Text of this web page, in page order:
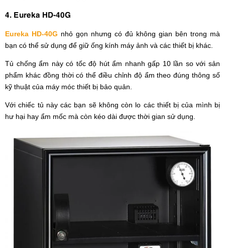
4. Eureka HD-40G
Eureka HD-40G nhỏ gọn nhưng có đủ không gian bên trong mà
bạn có thể sử dụng để giữ ống kính máy ảnh và các thiết bị khác.
Tủ chống ẩm này có tốc độ hút ẩm nhanh gấp 10 lần so với sản
phẩm khác đồng thời có thể điều chỉnh độ ẩm theo đúng thông số
kỹ thuật của máy móc thiết bị bảo quản.
Với chiếc tủ này các bạn sẽ không còn lo các thiết bị của mình bị
hư hại hay ẩm mốc mà còn kéo dài được thời gian sử dụng.